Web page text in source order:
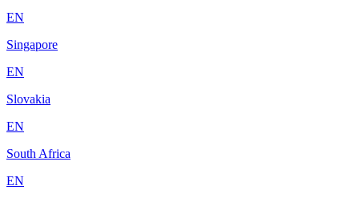
EN
Singapore
EN
Slovakia
EN
South Africa
EN